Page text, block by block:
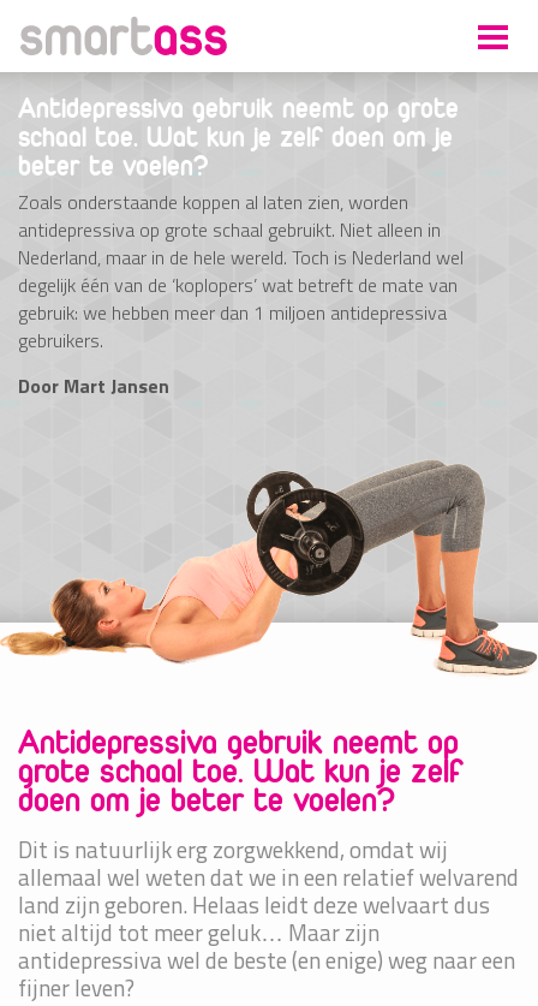
Antidepressiva gebruik neemt op grote
schaal toe. Wat kun je zelf doen om je
beter te voelen?
Zoals onderstaande koppen al laten zien, worden
antidepressiva op grote schaal gebruikt. Niet alleen in
Nederland, maar in de hele wereld. Toch is Nederland wel
degelijk één van de ‘koplopers’ wat betreft de mate van
gebruik: we hebben meer dan 1 miljoen antidepressiva
gebruikers.
Door Mart Jansen
Antidepressiva gebruik neemt op
grote schaal toe. Wat kun je zelf
doen om je beter te voelen?
Dit is natuurlijk erg zorgwekkend, omdat wij
allemaal wel weten dat we in een relatief welvarend
land zijn geboren. Helaas leidt deze welvaart dus
niet altijd tot meer geluk… Maar zijn
antidepressiva wel de beste (en enige) weg naar een
fijner leven?